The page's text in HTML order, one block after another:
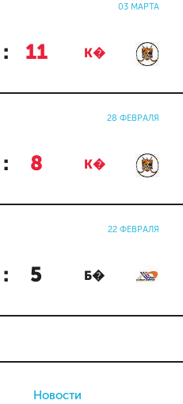
03 МАРТА
: 11 К�
28 ФЕВРАЛЯ
: 8 К�
22 ФЕВРАЛЯ
: 5 Б�
Новости